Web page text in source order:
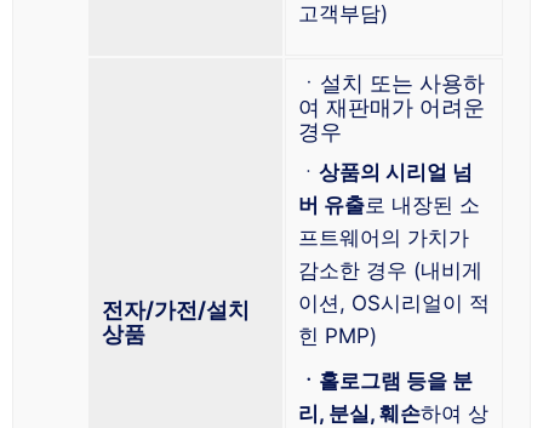
고객부담)
전자/가전/설치
상품
ㆍ설치 또는 사용하
여 재판매가 어려운
경우
ㆍ 상품의 시리얼 넘
버 유출로 내장된 소
프트웨어의 가치가
감소한 경우 (내비게
이션, OS시리얼이 적
힌 PMP)
ㆍ홀로그램 등을 분
리, 분실, 훼손하여 상